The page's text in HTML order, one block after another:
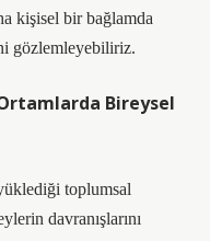
kişisel bir bağlamda
gözlemleyebiliriz.
Bireysel
toplumsal
davranışlarını